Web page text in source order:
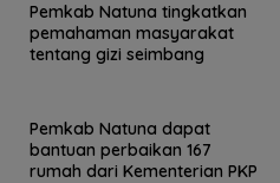
Pemkab Natuna tingkatkan
pemahaman masyarakat
tentang gizi seimbang
Pemkab Natuna dapat
bantuan perbaikan 167
rumah dari Kementerian PKP